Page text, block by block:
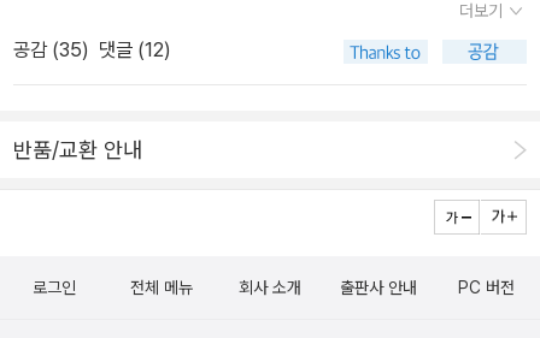
펴낸 거지만 그 메세지는 오늘날 민주주의하고도 맞닿아 있다. '군주
정과 그 체제로부터 받은 폐해에 대한 기억이 여전히 생생한지라 가
두정을 전복시킨 자들은 군주정의 재수립 대신 민주정에 주의를 돌렸
상태에서는 공공의 권위도 타인에 대한 존중도 사라지며, 개인들이
들은 어떤 훌륭한 사람의 제안에 따라, 혹은 그러한 남용에 질려서 다
다.'민주주의는 굉장히 복잡하고 역동적인 체제다. 그렇기 때문에 군
정말 문제다. 문제를 해결하는 인간이 되고 싶다는 목표를 세우고 책
을 열심히 읽기 시작했다. 10일 지났다. 앞으로, 14년 355일만 더 읽
고, 세상에 나갈까 한다. 나가기만 해, 아주 다 쓸어버릴 거야, 호기로
이 읽는', '쉽게 보는', '3일만에 독파하는' 따위의 타이틀이 붙은 마르
크스 입문서나 읽고 있는 처지지만, 나가기만 해, 아주 다 쓸어버린다
니까, 너희들의 목숨은 앞으로 14년 355일 남았어, 유언장을 써 놓
중 하나인, '용사로서의 각성' 입니다. 이런, 이 정도면 완치까지 꽤 시
더보기
공감 (35) 댓글 (12)
반품/교환 안내
로그인 전체 메뉴 회사 소개 출판사 안내 PC 버전